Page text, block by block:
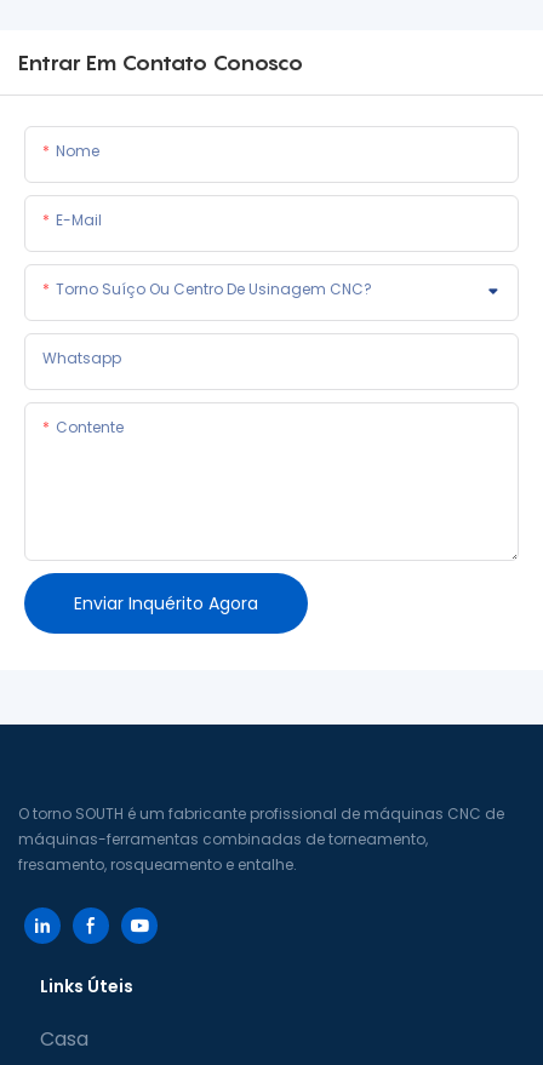
Entrar Em Contato Conosco
Nome
E-Mail
Torno Suíço Ou Centro De Usinagem CNC?
Whatsapp
Contente
Enviar Inquérito Agora
O torno SOUTH é um fabricante profissional de máquinas CNC de
máquinas-ferramentas combinadas de torneamento,
fresamento, rosqueamento e entalhe.
Links Úteis
Casa